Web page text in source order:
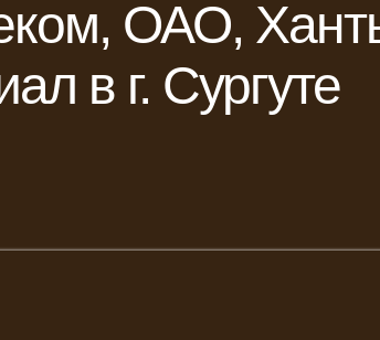
ОАО,
в г. Сургуте